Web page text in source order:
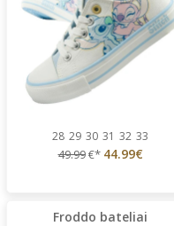
28 29 30 31 32 33
49.99€* 44.99€
Froddo bateliai